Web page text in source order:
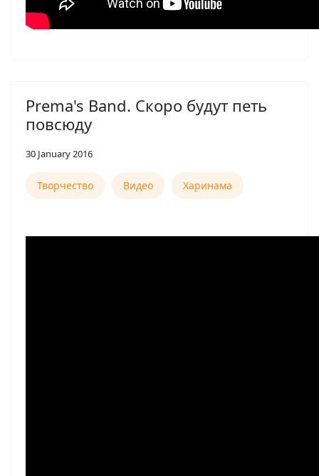
Prema's Band. Скоро будут петь
повсюду
30 January 2016
Творчество Видео Харинама